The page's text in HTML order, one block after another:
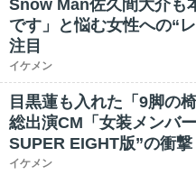
Snow Man佐久間大介も
です」と悩む女性への“
注目
イケメン
目黒蓮も入れた「9脚の
総出演CM「女装メンバ
SUPER EIGHT版”の衝撃
イケメン